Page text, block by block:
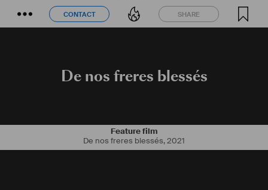
CONTACT SHARE
CONTACT SHARE
De nos freres blessés
Feature film
De nos freres blessés,2021